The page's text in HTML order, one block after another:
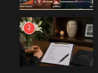
2